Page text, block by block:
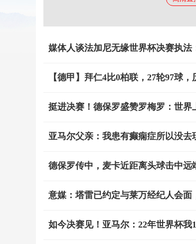
媒体人谈法加尼无缘世界杯决赛执法
【德甲】拜仁4比0柏联，27轮97球
挺进决赛！德保罗盛赞罗梅罗：世界
亚马尔父亲：我患有癫痫症所以没
德保罗传中，麦卡近距离头球击中远
意媒：塔雷已约定与莱万经纪人会
如今决赛见！亚马尔：22年世界杯